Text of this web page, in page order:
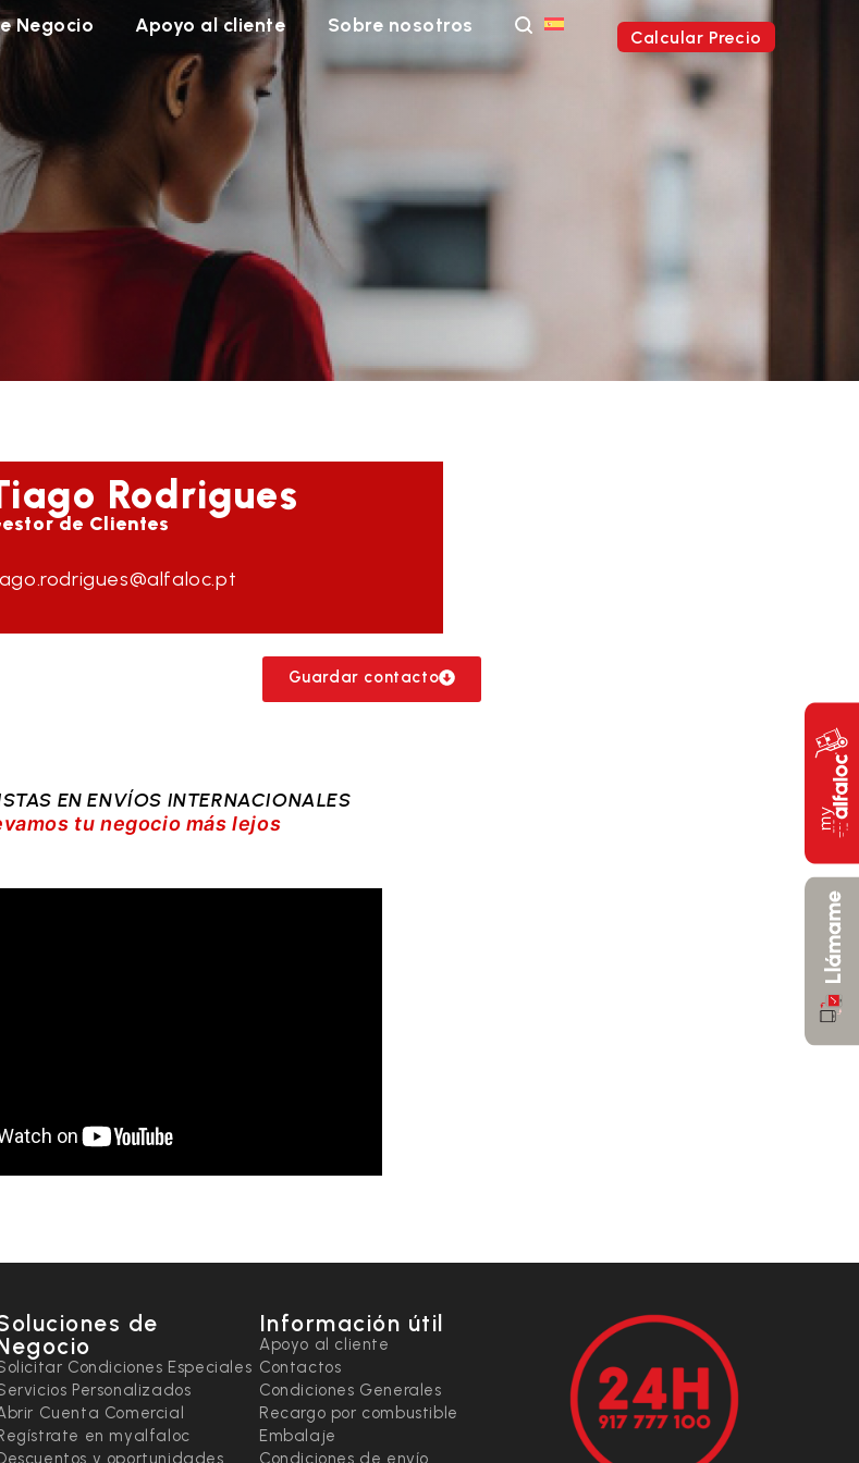
Negocio Apoyo al cliente Sobre nosotros
Calcular Precio
Rodrigues
de Clientes
Guardar contacto
EN ENVÍOS INTERNACIONALES
tu negocio más lejos
de
Condiciones Especiales
Personalizados
Cuenta Comercial
en myalfaloc
y oportunidades
Información útil
Apoyo al cliente
Contactos
Condiciones Generales
Recargo por combustible
Embalaje
Condiciones de envío